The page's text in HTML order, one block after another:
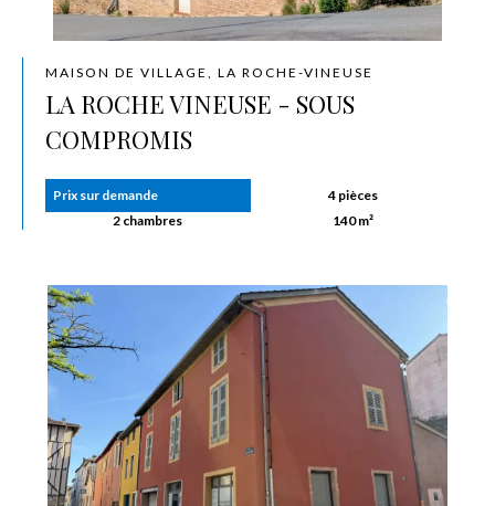
MAISON DE VILLAGE, LA ROCHE-VINEUSE
LA ROCHE VINEUSE - SOUS
COMPROMIS
Prix sur demande
4 pièces
2 chambres
140 m²